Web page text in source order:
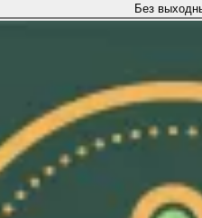
Без